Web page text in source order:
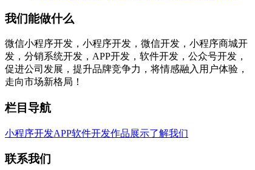
我们能做什么
微信小程序开发，小程序开发，微信开发，小程序商城开
发，分销系统开发，APP开发，软件开发，公众号开发，
促进公司发展，提升品牌竞争力，将情感融入用户体验，
走向市场新格局！
栏目导航
小程序开发APP软件开发作品展示了解我们
联系我们